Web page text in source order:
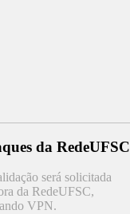
da RedeUFSC
será solicitada
da RedeUFSC,
VPN.